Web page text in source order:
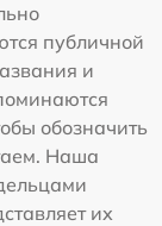
публичной
и
обозначить
Наша
их